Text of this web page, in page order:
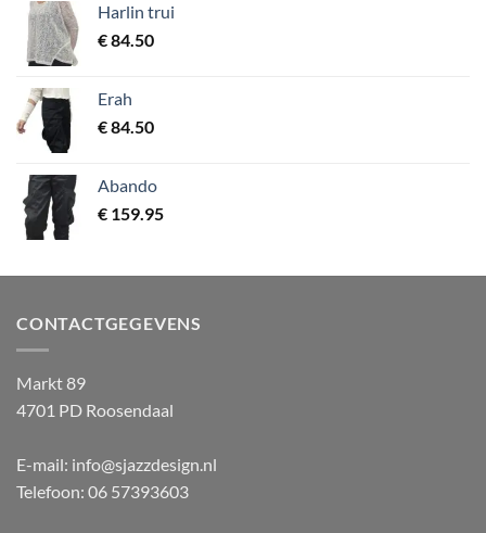
Harlin trui
€84.50
Erah
€84.50
Abando
€ 159.95
CONTACTGEGEVENS
Markt 89
4701 PD Roosendaal
E-mail: info@sjazzdesign.nl
Telefoon: 06 57393603